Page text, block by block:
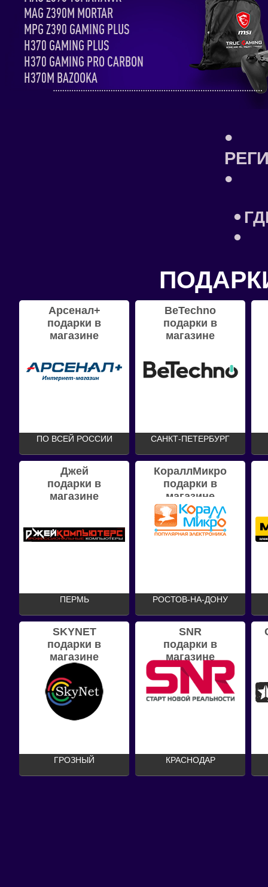
MAG Z390M MORTAR
MPG Z390 GAMING PLUS
H370 GAMING PLUS
H370 GAMING PRO CARBON
H370M BAZOOKA
•
•
•
•
Арсенал+
подарки в
магазине
ПО ВСЕЙ РОССИИ
BeTechno
подарки в
магазине
САНКТ-ПЕТЕРБУРГ
Джей
подарки в
магазине
ПЕРМЬ
КораллМикро
подарки в
магазине
РОСТОВ-НА-ДОНУ
SKYNET
подарки в
магазине
ГРОЗНЫЙ
SNR
подарки в
магазине
КРАСНОДАР